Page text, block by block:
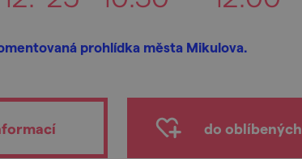
prohlídka města Mikulova.
do oblíbených